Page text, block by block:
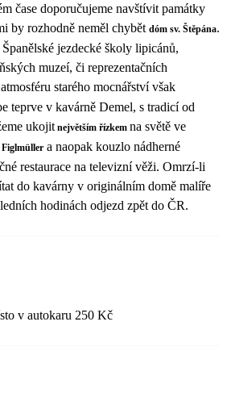
čase doporučujeme navštívit památky
by rozhodně neměl chybět dóm sv. Štěpána.
jezdecké školy lipicánů,
muzeí, či reprezentačních
starého mocnářství však
teprve v kavárně Demel, s tradicí od
ukojit největším řízkem na světě ve
a naopak kouzlo nádherné
restaurace na televizní věži. Omrzí-li
do kavárny v originálním domě malíře
hodinách odjezd zpět do ČR.
v autokaru 250 Kč